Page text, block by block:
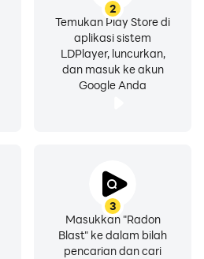
2
Temukan Play Store di
aplikasi sistem
LDPlayer, luncurkan,
dan masuk ke akun
Google Anda
3
Masukkan "Radon
Blast" ke dalam bilah
pencarian dan cari